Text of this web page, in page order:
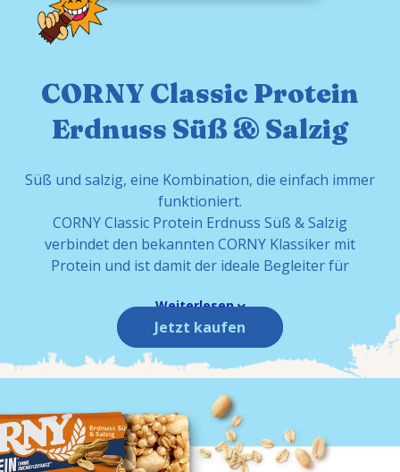
CORNY Classic Protein
Erdnuss Süß & Salzig
Süß und salzig, eine Kombination, die einfach immer
funktioniert.
CORNY Classic Protein Erdnuss Süß & Salzig
verbindet den bekannten CORNY Klassiker mit
Protein und ist damit der ideale Begleiter für
Weiterlesen
Jetzt kaufen